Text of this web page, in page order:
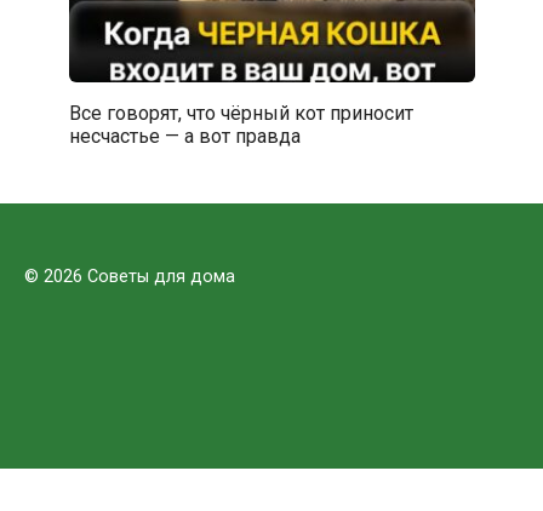
Все говорят, что чёрный кот приносит
несчастье — а вот правда
© 2026 Советы для дома